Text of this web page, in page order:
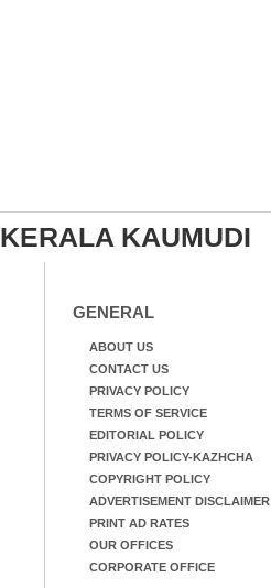
KERALA KAUMUDI
GENERAL
ABOUT US
CONTACT US
PRIVACY POLICY
TERMS OF SERVICE
EDITORIAL POLICY
PRIVACY POLICY-KAZHCHA
COPYRIGHT POLICY
ADVERTISEMENT DISCLAIMER
PRINT AD RATES
OUR OFFICES
CORPORATE OFFICE